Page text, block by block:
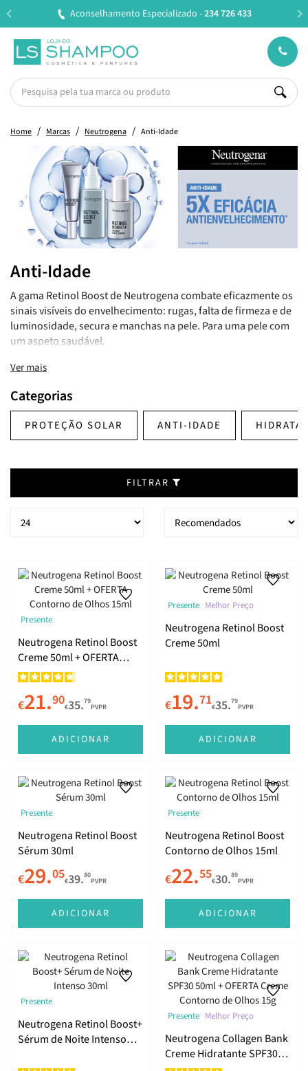
- 234 726 433 Entregas em 24H úteis. Oferta
Home Marcas Neutrogena Anti-Idade
Anti-Idade
A gama Retinol Boost de Neutrogena combate eficazmente os
sinais visíveis do envelhecimento: rugas, falta de firmeza e de
luminosidade, secura e manchas na pele. Para uma pele com
um aspeto saudável.
cientificamente comprovada por dermatologistas, que
aumenta a produção de colagénio e estimula a renovação
celular da superfície da pele.
Inclui um creme de rosto com retinol, um serúm anti-idade,
um serúm anti-idade de noite e um creme contorno ocular.
Ver mais
Categorias
PROTEÇÃO SOLAR ANTI-IDADE
FILTRAR
Presente
Neutrogena Retinol Boost
Creme 50ml + OFERTA
Contorno de Olhos 15ml
€21.90€35.79
PVPR
ADICIONAR
Presente Melhor Preço
Neutrogena Retinol Boost
Creme 50ml
€19.71€35.79
PVPR
ADICIONAR
Presente
Neutrogena Retinol Boost
Sérum 30ml
€29.05€39.80
PVPR
ADICIONAR
Presente
Neutrogena Retinol Boost
Contorno de Olhos 15ml
€22.55€30.89
PVPR
ADICIONAR
Presente
Neutrogena Retinol Boost+
Sérum de Noite Intenso
Presente Melhor Preço
Neutrogena Collagen Bank
Creme Hidratante SPF30